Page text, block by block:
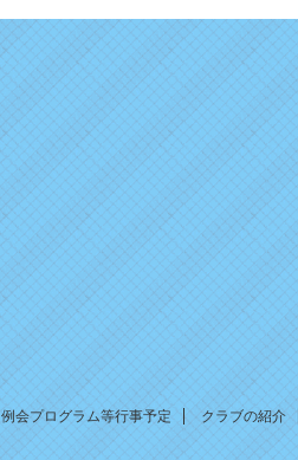
例会プログラム等行事予定 クラブの紹介